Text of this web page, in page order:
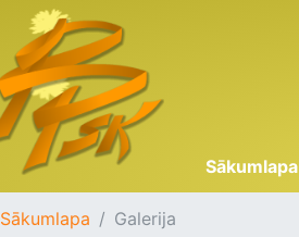
Sākumlapa
Sākumlapa Galerija